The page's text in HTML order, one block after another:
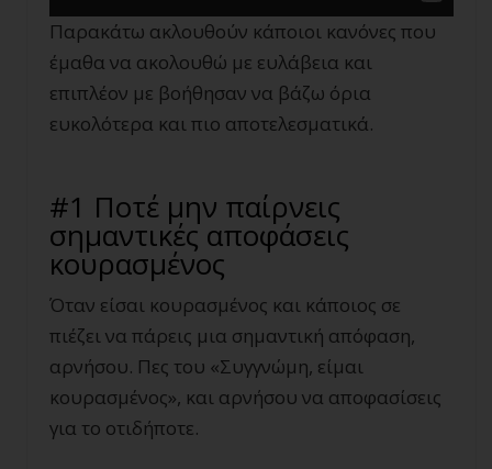
Παρακάτω ακλουθούν κάποιοι κανόνες που
έμαθα να ακολουθώ με ευλάβεια και
επιπλέον με βοήθησαν να βάζω όρια
ευκολότερα και πιο αποτελεσματικά.
#1 Ποτέ μην παίρνεις
σημαντικές αποφάσεις
κουρασμένος
Όταν είσαι κουρασμένος και κάποιος σε
πιέζει να πάρεις μια σημαντική απόφαση,
αρνήσου. Πες του «Συγγνώμη, είμαι
κουρασμένος», και αρνήσου να αποφασίσεις
για το οτιδήποτε.